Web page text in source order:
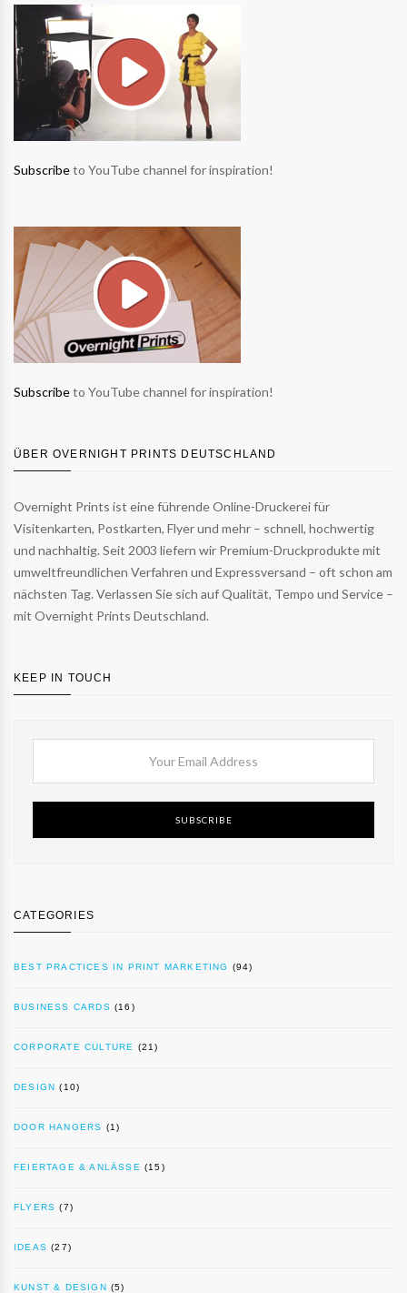
Subscribeto YouTube channel for inspiration!
Subscribeto YouTube channel for inspiration!
ÜBER OVERNIGHT PRINTS DEUTSCHLAND
Overnight Prints ist eine führende Online-Druckerei für
Visitenkarten, Postkarten, Flyer und mehr – schnell, hochwertig
und nachhaltig. Seit 2003 liefern wir Premium-Druckprodukte mit
umweltfreundlichen Verfahren und Expressversand – oft schon am
nächsten Tag. Verlassen Sie sich auf Qualität, Tempo und Service –
mit Overnight Prints Deutschland.
KEEP IN TOUCH
SUBSCRIBE
CATEGORIES
BEST PRACTICES IN PRINT MARKETING (94)
BUSINESS CARDS (16)
CORPORATE CULTURE (21)
DESIGN (10)
DOOR HANGERS (1)
FEIERTAGE & ANLÄSSE (15)
FLYERS (7)
IDEAS (27)
KUNST & DESIGN (5)